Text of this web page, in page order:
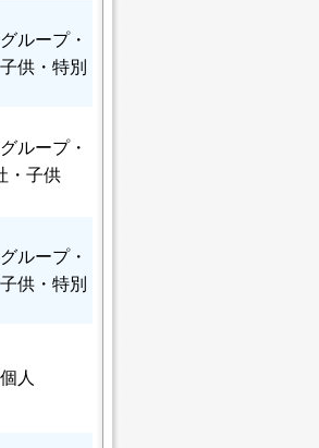
グループ・
供・特別
グループ・
・子供
グループ・
供・特別
個人